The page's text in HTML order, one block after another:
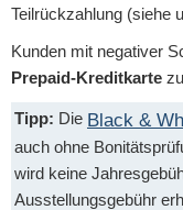
Teilrückzahlung (siehe
Kunden mit negativer
Prepaid-Kreditkarte
Tipp: Die Black &
auch ohne
wird keine
Ausstellungsgebühr